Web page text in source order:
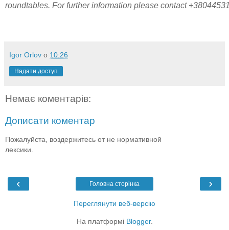
roundtables. For further information please contact
Igor Orlov о 10:26
Надати доступ
Немає коментарів:
Дописати коментар
Пожалуйста, воздержитесь от не нормативной
лексики.
‹ ›
Головна сторінка
Переглянути веб-версію
На платформі Blogger.